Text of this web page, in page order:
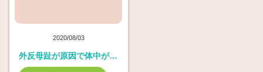
2020/08/03
外反母趾が原因で体中が痛くなった症例